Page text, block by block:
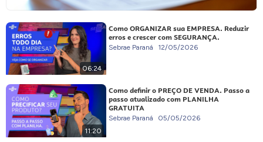
06:24
Como ORGANIZAR sua EMPRESA. Reduzir
erros e crescer com SEGURANÇA.
Sebrae Paraná 12/05/2026
11:20
Como definir o PREÇO DE VENDA. Passo a
passo atualizado com PLANILHA
GRATUITA
Sebrae Paraná 05/05/2026